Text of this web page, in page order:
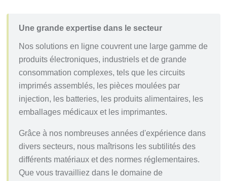
Une grande expertise dans le secteur
Nos solutions en ligne couvrent une large gamme de
produits électroniques, industriels et de grande
consommation complexes, tels que les circuits
imprimés assemblés, les pièces moulées par
injection, les batteries, les produits alimentaires, les
emballages médicaux et les imprimantes.
Grâce à nos nombreuses années d'expérience dans
divers secteurs, nous maîtrisons les subtilités des
différents matériaux et des normes réglementaires.
Que vous travailliez dans le domaine de